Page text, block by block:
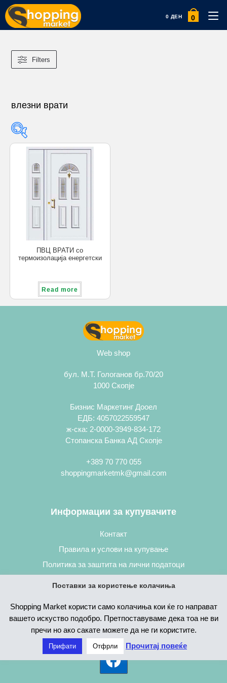
0 ДЕН 0
Filters
влезни врати
Product categories
Product categories
Product tags
ПВЦ ВРАТИ со
термоизолација енергетски
Read more
Web shop
бул. М.Т. Гологанов бр.70/20
1000 Скопје
Бизнис Маркетинг Дооел
ЕДБ: 4057022559547
ж-ска: 2-0000-3949-834-172
Стопанска Банка АД Скопје
+389 70 770 055
shoppingmarketmk@gmail.com
Информации за купувачите
Контакт
Правила и услови на купување
Политика за заштита на лични податоци
Поставки за користење колачиња
Shopping Market користи само колачиња кои ќе го направат
вашето искуство подобро. Претпоставуваме дека тоа не ви
пречи но ако сакате можете да не ги користите.
Прифати Отфрли Прочитај повеќе